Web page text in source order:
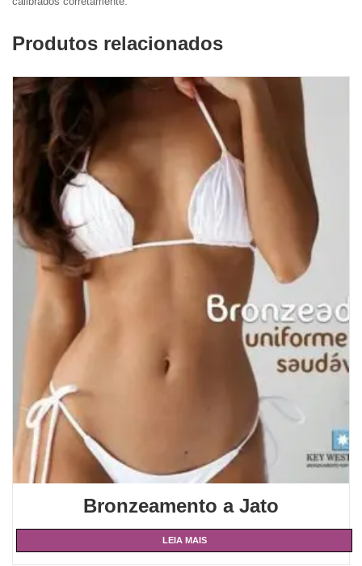
Produtos relacionados
Bronzeamento a Jato
LEIA MAIS